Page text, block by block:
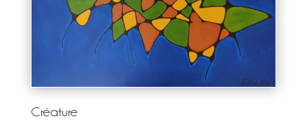
Créature